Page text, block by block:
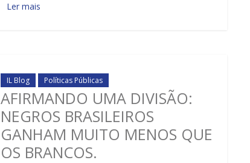
Ler mais
IL Blog Políticas Públicas
AFIRMANDO UMA DIVISÃO:
NEGROS BRASILEIROS
GANHAM MUITO MENOS QUE
OS BRANCOS.